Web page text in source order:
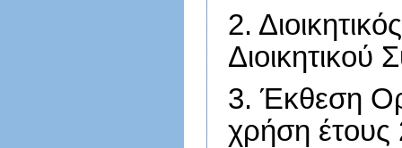
2.
Διοικητικού
3. Έκθεση
χρήση έτους